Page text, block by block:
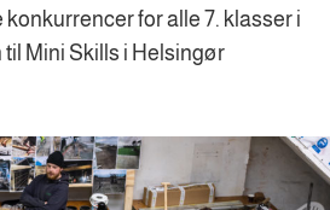
for alle 7. klasser i
Mini Skills i Helsingør